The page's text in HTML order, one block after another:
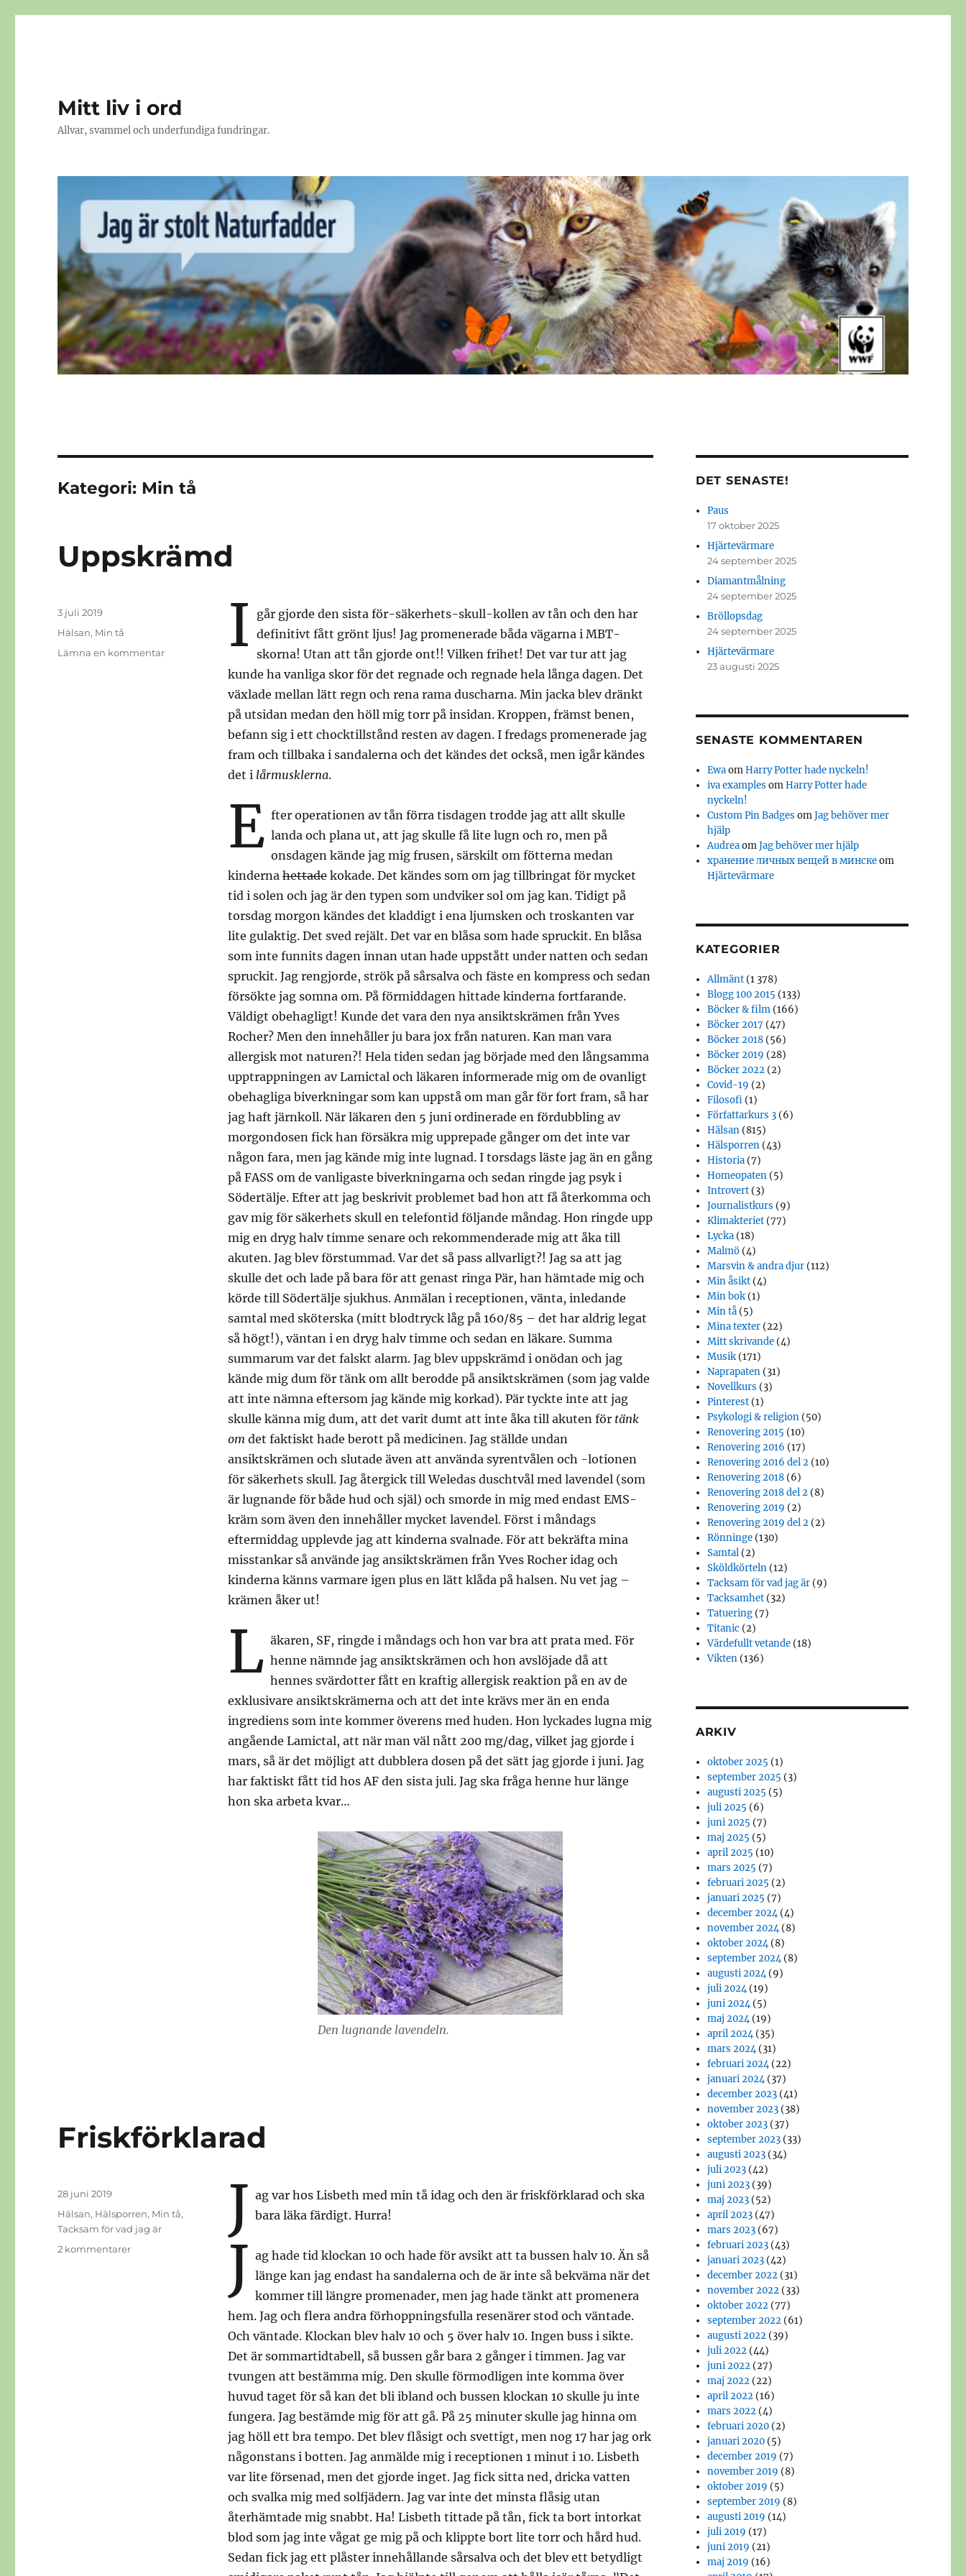
Mitt liv i ord
Allvar, svammel och underfundiga fundringar.
Kategori: Min tå
Uppskrämd
I
går gjorde den sista för-säkerhets-skull-kollen av tån och den har
definitivt fått grönt ljus! Jag promenerade båda vägarna i MBT-
skorna! Utan att tån gjorde ont!! Vilken frihet! Det var tur att jag
kunde ha vanliga skor för det regnade och regnade hela långa dagen. Det
växlade mellan lätt regn och rena rama duscharna. Min jacka blev dränkt
på utsidan medan den höll mig torr på insidan. Kroppen, främst benen,
befann sig i ett chocktillstånd resten av dagen. I fredags promenerade jag
fram och tillbaka i sandalerna och det kändes det också, men igår kändes
det i lårmusklerna.
E fter operationen av tån förra tisdagen trodde jag att allt skulle
landa och plana ut, att jag skulle få lite lugn och ro, men på
onsdagen kände jag mig frusen, särskilt om fötterna medan
kinderna hettadekokade. Det kändes som om jag tillbringat för mycket
tid i solen och jag är den typen som undviker sol om jag kan. Tidigt på
torsdag morgon kändes det kladdigt i ena ljumsken och troskanten var
lite gulaktig. Det sved rejält. Det var en blåsa som hade spruckit. En blåsa
som inte funnits dagen innan utan hade uppstått under natten och sedan
spruckit. Jag rengjorde, strök på sårsalva och fäste en kompress och sedan
försökte jag somna om. På förmiddagen hittade kinderna fortfarande.
Väldigt obehagligt! Kunde det vara den nya ansiktskrämen från Yves
Rocher? Men den innehåller ju bara jox från naturen. Kan man vara
allergisk mot naturen?! Hela tiden sedan jag började med den långsamma
upptrappningen av Lamictal och läkaren informerade mig om de ovanligt
obehagliga biverkningar som kan uppstå om man går för fort fram, så har
jag haft järnkoll. När läkaren den 5 juni ordinerade en fördubbling av
morgondosen fick han försäkra mig upprepade gånger om det inte var
någon fara, men jag kände mig inte lugnad. I torsdags läste jag än en gång
på FASS om de vanligaste biverkningarna och sedan ringde jag psyk i
Södertälje. Efter att jag beskrivit problemet bad hon att få återkomma och
gav mig för säkerhets skull en telefontid följande måndag. Hon ringde upp
mig en dryg halv timme senare och rekommenderade mig att åka till
akuten. Jag blev förstummad. Var det så pass allvarligt?! Jag sa att jag
skulle det och lade på bara för att genast ringa Pär, han hämtade mig och
körde till Södertälje sjukhus. Anmälan i receptionen, vänta, inledande
samtal med sköterska (mitt blodtryck låg på 160/85 – det har aldrig legat
så högt!), väntan i en dryg halv timme och sedan en läkare. Summa
summarum var det falskt alarm. Jag blev uppskrämd i onödan och jag
kände mig dum för tänk om allt berodde på ansiktskrämen (som jag valde
att inte nämna eftersom jag kände mig korkad). Pär tyckte inte att jag
skulle känna mig dum, att det varit dumt att inte åka till akuten för tänk
om det faktiskt hade berott på medicinen. Jag ställde undan
ansiktskrämen och slutade även att använda syrentvålen och -lotionen
för säkerhets skull. Jag återgick till Weledas duschtvål med lavendel (som
är lugnande för både hud och själ) och smorde in mig med endast EMS-
kräm som även den innehåller mycket lavendel. Först i måndags
eftermiddag upplevde jag att kinderna svalnade. För att bekräfta mina
misstankar så använde jag ansiktskrämen från Yves Rocher idag och
kinderna känns varmare igen plus en lätt klåda på halsen. Nu vet jag –
krämen åker ut!
L äkaren, SF, ringde i måndags och hon var bra att prata med. För
henne nämnde jag ansiktskrämen och hon avslöjade då att
hennes svärdotter fått en kraftig allergisk reaktion på en av de
exklusivare ansiktskrämerna och att det inte krävs mer än en enda
ingrediens som inte kommer överens med huden. Hon lyckades lugna mig
angående Lamictal, att när man väl nått 200 mg/dag, vilket jag gjorde i
mars, så är det möjligt att dubblera dosen på det sätt jag gjorde i juni. Jag
har faktiskt fått tid hos AF den sista juli. Jag ska fråga henne hur länge
hon ska arbeta kvar…
Den lugnande lavendeln.
Publicerat
den
3 juli 2019
Kategorier
Hälsan, Min tå
Lämna en kommentartill
Friskförklarad
J ag var hos Lisbeth med min tå idag och den är friskförklarad och ska
bara läka färdigt. Hurra!
J ag hade tid klockan 10 och hade för avsikt att ta bussen halv 10. Än så
länge kan jag endast ha sandalerna och de är inte så bekväma när det
kommer till längre promenader, men jag hade tänkt att promenera
hem. Jag och flera andra förhoppningsfulla resenärer stod och väntade.
Och väntade. Klockan blev halv 10 och 5 över halv 10. Ingen buss i sikte.
Det är sommartidtabell, så bussen går bara 2 gånger i timmen. Jag var
tvungen att bestämma mig. Den skulle förmodligen inte komma över
huvud taget för så kan det bli ibland och bussen klockan 10 skulle ju inte
fungera. Jag bestämde mig för att gå. På 25 minuter skulle jag hinna om
jag höll ett bra tempo. Det blev flåsigt och svettigt, men nog 17 har jag ork
någonstans i botten. Jag anmälde mig i receptionen 1 minut i 10. Lisbeth
var lite försenad, men det gjorde inget. Jag fick sitta ned, dricka vatten
och svalka mig med solfjädern. Jag var inte det minsta flåsig utan
återhämtade mig snabbt. Ha! Lisbeth tittade på tån, fick ta bort intorkat
blod som jag inte vågat ge mig på och klippte bort lite torr och hård hud.
Sedan fick jag ett plåster innehållande sårsalva och det blev ett betydligt
Publicerat
den
28 juni 2019
Kategorier
Hälsan, Hälsporren, Min tå,
Tacksam för vad jag är
2 kommentarertill
DET SENASTE!
Paus
17 oktober 2025
Hjärtevärmare
24 september 2025
Diamantmålning
24 september 2025
Bröllopsdag
24 september 2025
Hjärtevärmare
23 augusti 2025
SENASTE KOMMENTAREN
EwaomHarry Potter hade nyckeln!
iva examples omHarry Potter hade
nyckeln!
Custom Pin Badges omJag behöver mer
hjälp
AudreaomJag behöver mer hjälp
хранение личных вещей в минскеom
Hjärtevärmare
KATEGORIER
Allmänt (1 378)
Blogg 100 2015 (133)
Böcker & film (166)
Böcker 2017 (47)
Böcker 2018 (56)
Böcker 2019 (28)
Böcker 2022 (2)
Covid-19 (2)
Filosofi (1)
Författarkurs 3 (6)
Hälsan (815)
Hälsporren (43)
Historia (7)
Homeopaten (5)
Introvert (3)
Journalistkurs (9)
Klimakteriet (77)
Lycka (18)
Malmö (4)
Marsvin & andra djur (112)
Min åsikt (4)
Min bok (1)
Min tå (5)
Mina texter (22)
Mitt skrivande (4)
Musik (171)
Naprapaten (31)
Novellkurs (3)
Pinterest (1)
Psykologi & religion (50)
Renovering 2015 (10)
Renovering 2016 (17)
Renovering 2016 del 2 (10)
Renovering 2018 (6)
Renovering 2018 del 2 (8)
Renovering 2019 (2)
Renovering 2019 del 2 (2)
Rönninge (130)
Samtal (2)
Sköldkörteln (12)
Tacksam för vad jag är (9)
Tacksamhet (32)
Tatuering (7)
Titanic (2)
Värdefullt vetande (18)
Vikten (136)
ARKIV
oktober 2025 (1)
september 2025 (3)
augusti 2025 (5)
juli 2025 (6)
juni 2025 (7)
maj 2025 (5)
april 2025 (10)
mars 2025 (7)
februari 2025 (2)
januari 2025 (7)
december 2024(4)
november 2024(8)
oktober 2024(8)
september 2024(8)
augusti 2024(9)
juli 2024(19)
juni 2024(5)
maj 2024(19)
april 2024(35)
mars 2024(31)
februari 2024(22)
januari 2024(37)
december 2023 (41)
november 2023 (38)
oktober 2023 (37)
september 2023 (33)
augusti 2023 (34)
juli 2023 (42)
juni 2023 (39)
maj 2023 (52)
april 2023 (47)
mars 2023 (67)
februari 2023 (43)
januari 2023 (42)
december 2022 (31)
november 2022 (33)
oktober 2022 (77)
september 2022 (61)
augusti 2022 (39)
juli 2022 (44)
juni 2022 (27)
maj 2022 (22)
april 2022 (16)
mars 2022 (4)
februari 2020 (2)
januari 2020 (5)
december 2019 (7)
november 2019 (8)
oktober 2019 (5)
september 2019 (8)
augusti 2019 (14)
juli 2019 (17)
juni 2019 (21)
maj 2019 (16)